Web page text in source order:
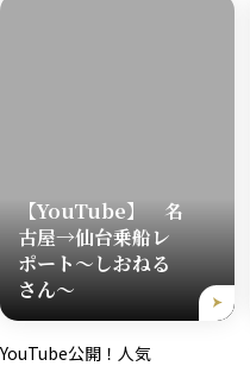
【YouTube】 名
古屋→仙台乗船レ
ポート～しおねる
さん～
YouTube公開！人気